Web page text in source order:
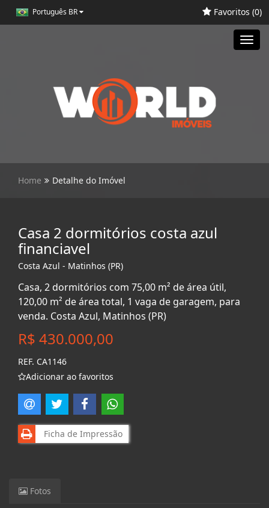
Português BR Favoritos (0)
Home Detalhe do Imóvel
Casa 2 dormitórios costa azul
financiavel
Costa Azul - Matinhos (PR)
Casa, 2 dormitórios com 75,00 m² de área útil,
120,00 m² de área total, 1 vaga de garagem, para
venda. Costa Azul, Matinhos (PR)
R$ 430.000,00
REF. CA1146
Adicionar ao favoritos
Ficha de Impressão
Fotos